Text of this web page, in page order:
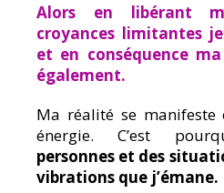
Alors en libérant
croyances limitantes
et en conséquence
également.
Ma réalité se
énergie. C’est
personnes et des
vibrations que j’émane.